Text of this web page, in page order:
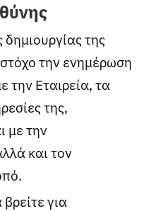
της
την ενημέρωση
την Εταιρεία, τα
της,
με την
και τον
για